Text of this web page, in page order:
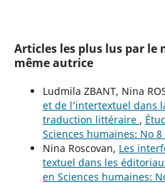
Articles les plus lus par le
même autrice
Ludmila ZBANT, Nina
et de l’intertextuel dans
traduction littéraire ,
Sciences humaines: No 8
Nina Roscovan, Les
textuel dans les
en Sciences humaines: